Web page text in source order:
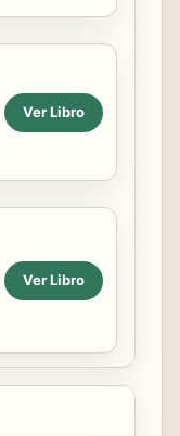
Ver Libro
Ver Libro